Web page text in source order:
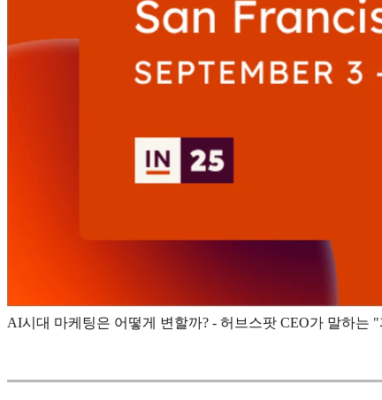
AI시대 마케팅은 어떻게 변할까? - 허브스팟 CEO가 말하는